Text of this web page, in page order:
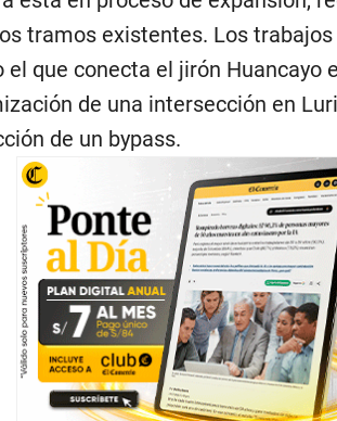
tramos existentes. Los
que conecta el jirón Huancayo
de una intersección en
de un bypass.